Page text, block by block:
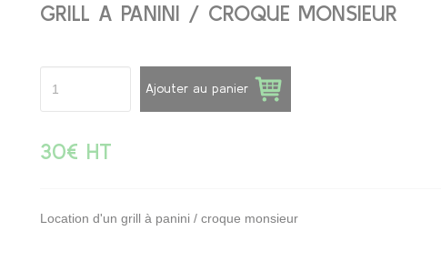
GRILL A PANINI / CROQUE MONSIEUR
Ajouter au panier
30€ HT
Location d'un grill à panini / croque monsieur